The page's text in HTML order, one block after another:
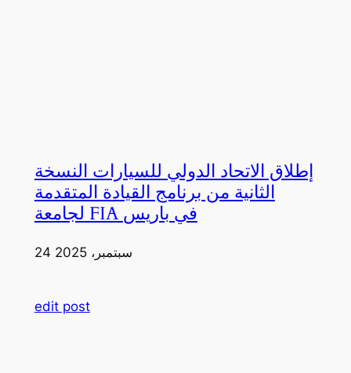
إطلاق الاتحاد الدولي للسيارات النسخة
الثانية من برنامج القيادة المتقدمة
لجامعة FIA في باريس
24 سبتمبر، 2025
edit post